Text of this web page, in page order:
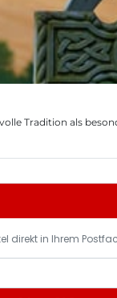
Tradition als
direkt in Ihrem